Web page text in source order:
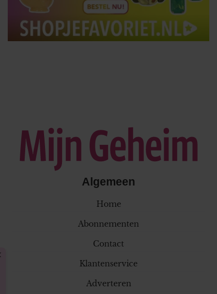
Algemeen
Home
Abonnementen
Contact
Klantenservice
Adverteren